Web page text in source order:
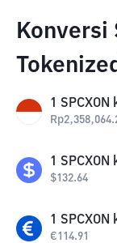
Konversi
1 SPCXON
Rp
1 SPCXON
$132.64
1 SPCXON
€114.91